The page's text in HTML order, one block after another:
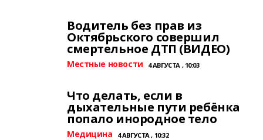
Водитель без прав из
Октябрьского совершил
смертельное ДТП (ВИДЕО)
Местные новости 4 АВГУСТА , 10:03
Что делать, если в
дыхательные пути ребёнка
попало инородное тело
Медицина 4 АВГУСТА , 10:32